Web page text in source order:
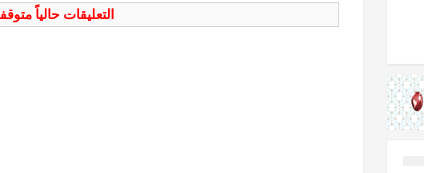
التعليقات حالياً